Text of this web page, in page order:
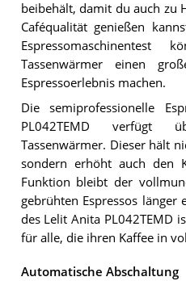
beibehält, damit du auch zu
Caféqualität genießen
Tassenwärmer einen
Espressoerlebnis machen.
Die semiprofessionelle
PL042TEMD verfügt
Tassenwärmer. Dieser hält
sondern erhöht auch den
Funktion bleibt der
gebrühten Espressos länger
des Lelit Anita PL042TEMD
für alle, die ihren Kaffee in
Automatische Abschaltung